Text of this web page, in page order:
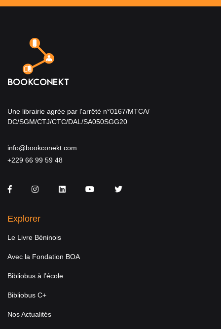
Une librairie agrée par l'arrêté n°0167/MTCA/
DC/SGM/CTJ/CTC/DAL/SA050SGG20
info@bookconekt.com
+229 66 99 59 48
FacebookInstagramLinkedInYou TubeTwitter
Explorer
Le Livre Béninois
Avec la Fondation BOA
Bibliobus à l’école
Bibliobus C+
Nos Actualités